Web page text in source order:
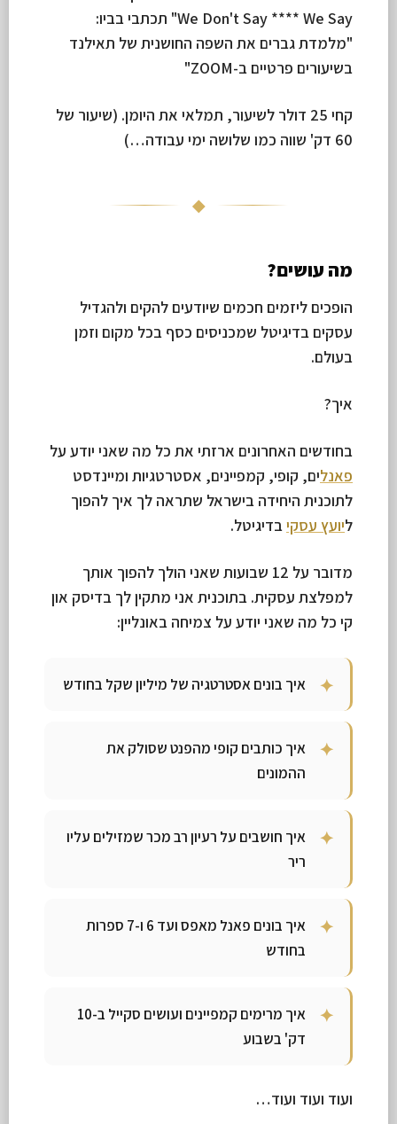
We Don't Say **** We Say" תכתבי בביו:
"מלמדת גברים את השפה החושנית של תאילנד
בשיעורים פרטיים ב-ZOOM"
קחי 25 דולר לשיעור, תמלאי את היומן. (שיעור של
60 דק' שווה כמו שלושה ימי עבודה…)
◆
מה עושים?
הופכים ליזמים חכמים שיודעים להקים ולהגדיל
עסקים בדיגיטל שמכניסים כסף בכל מקום וזמן
בעולם.
איך?
בחודשים האחרונים ארזתי את כל מה שאני יודע על
פאנלים, קופי, קמפיינים, אסטרטגיות ומיינדסט
לתוכנית היחידה בישראל שתראה לך איך להפוך
ליועץ עסקיבדיגיטל.
מדובר על 12 שבועות שאני הולך להפוך אותך
למפלצת עסקית. בתוכנית אני מתקין לך בדיסק און
קי כל מה שאני יודע על צמיחה באונליין:
איך בונים אסטרטגיה של מיליון שקל בחודש
איך כותבים קופי מהפנט שסולק את
ההמונים
איך חושבים על רעיון רב מכר שמזילים עליו
ריר
איך בונים פאנל מאפס ועד 6 ו-7 ספרות
בחודש
איך מרימים קמפיינים ועושים סקייל ב-10
דק' בשבוע
ועוד ועוד ועוד…